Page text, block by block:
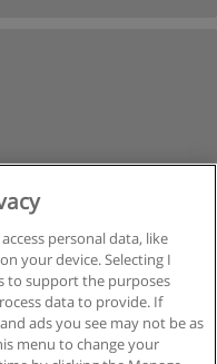
personal data, like
your device. Selecting I
to support the purposes
data to provide. If
ads you see may not be as
menu to change your